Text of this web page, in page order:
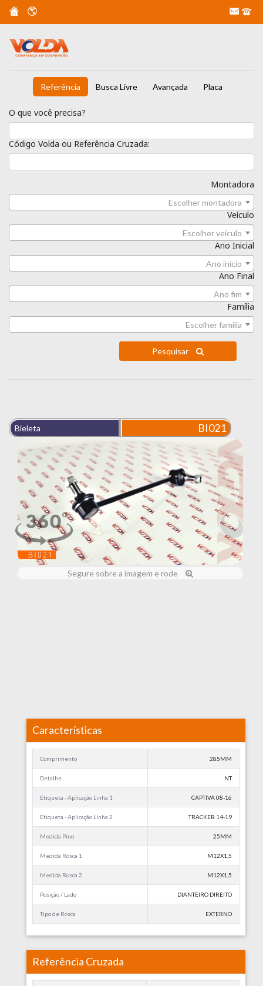
Referência Busca Livre Avançada Placa
O que você precisa?
Código Volda ou Referência Cruzada:
Montadora
Escolher montadora
Veículo
Escolher veículo
Ano Inicial
Ano início
Ano Final
Ano fim
Família
Escolher família
Pesquisar
Bieleta BI021
Segure sobre a imagem e rode
Características
Comprimento 285MM
Detalhe NT
Etiqueta - Aplicação Linha 1 CAPTIVA 08-16
Etiqueta - Aplicação Linha 2 TRACKER 14-19
Medida Pino 25MM
Medida Rosca 1 M12X1,5
Medida Rosca 2 M12X1,5
Posição / Lado DIANTEIRO DIREITO
Tipo de Rosca EXTERNO
Referência Cruzada